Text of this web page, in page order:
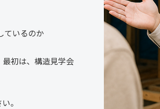
ているのか
初は、構造見学会
。